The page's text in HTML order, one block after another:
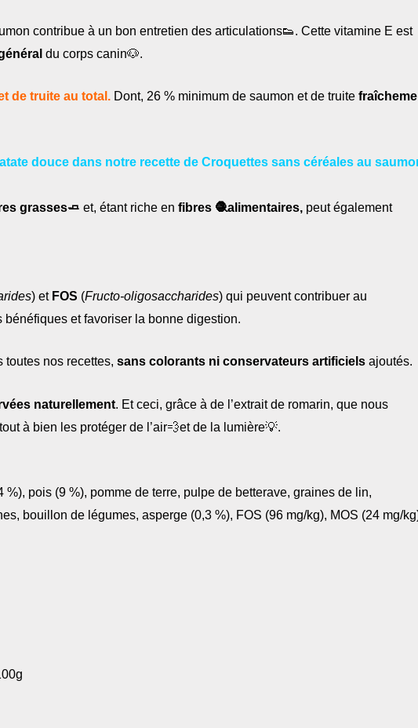
contribue à un bon entretien des articulations👟. Cette vitamine E est
du corps canin🐶.
de truite au total. Dont, 26 % minimum de saumon et de truite
douce dans notre recette de Croquettes sans céréales au
grasses🧈 et, étant riche en fibres 🧶alimentaires, peut également
) et FOS (Fructo-oligosaccharides) qui peuvent contribuer au
et favoriser la bonne digestion.
toutes nos recettes, sans colorants ni conservateurs artificiels ajoutés.
naturellement. Et ceci, grâce à de l’extrait de romarin, que nous
à bien les protéger de l’air💨et de la lumière💡.
pois (9 %), pomme de terre, pulpe de betterave, graines de lin,
bouillon de légumes, asperge (0,3 %), FOS (96 mg/kg), MOS (24 mg/